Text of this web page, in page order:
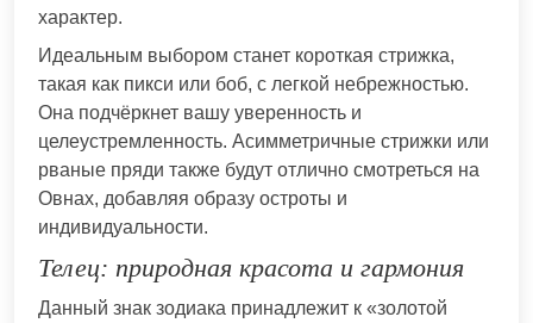
характер.
Идеальным выбором станет короткая стрижка,
такая как пикси или боб, с легкой небрежностью.
Она подчёркнет вашу уверенность и
целеустремленность. Асимметричные стрижки или
рваные пряди также будут отлично смотреться на
Овнах, добавляя образу остроты и
индивидуальности.
Телец: природная красота и гармония
Данный знак зодиака принадлежит к «золотой